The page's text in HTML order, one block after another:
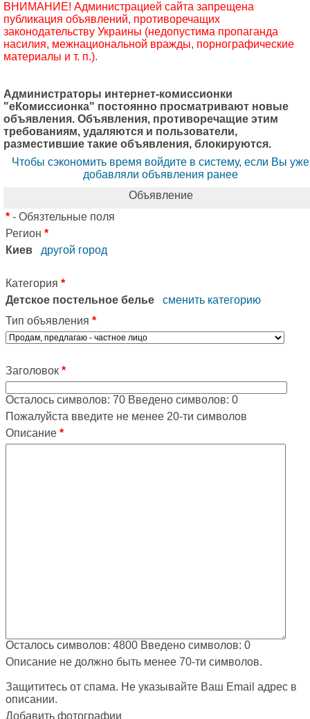
ВНИМАНИЕ! Администрацией сайта запрещена
публикация объявлений, противоречащих
законодательству Украины (недопустима пропаганда
насилия, межнациональной вражды, порнографические
материалы и т. п.).
Администраторы интернет-комиссионки
"еКомиссионка" постоянно просматривают новые
объявления. Объявления, противоречащие этим
требованиям, удаляются и пользователи,
разместившие такие объявления, блокируются.
Чтобы сэкономить время войдите в систему, если Вы уже
добавляли объявления ранее
Объявление
* - Обязтельные поля
Регион *
Киев
другой город
Категория *
Детское постельное белье
сменить категорию
Тип объявления *
Заголовок *
Осталось символов: 70 Введено символов: 0
Пожалуйста введите не менее 20-ти символов
Описание *
Осталось символов: 4800 Введено символов: 0
Описание не должно быть менее 70-ти символов.
Защититесь от спама. Не указывайте Ваш Email адрес в
описании.
Добавить фотографии